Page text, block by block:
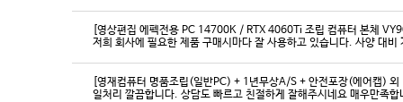
[영상편집 에펙전용 PC 14700K / RTX 4060Ti 조립 컴퓨터 본체
[영재컴퓨터 명품조립(일반PC) + 1년무상A/S + 안전포장(에어캡)
일처리 깔끔합니다. 상담도 빠르고 친절하게 잘해주시네요 매우만족